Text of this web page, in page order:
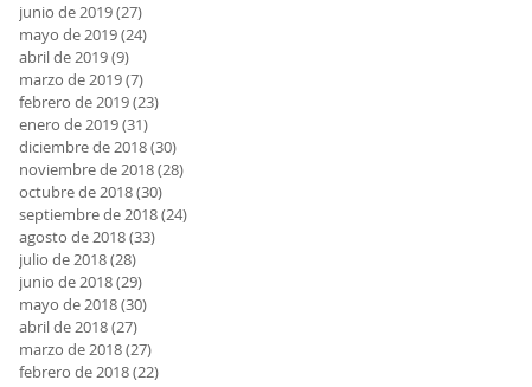
junio de 2019(27)
mayo de 2019(24)
abril de 2019(9)
marzo de 2019(7)
febrero de 2019(23)
enero de 2019(31)
diciembre de 2018(30)
noviembre de 2018(28)
octubre de 2018(30)
septiembre de 2018(24)
agosto de 2018(33)
julio de 2018(28)
junio de 2018(29)
mayo de 2018(30)
abril de 2018(27)
marzo de 2018(27)
febrero de 2018(22)